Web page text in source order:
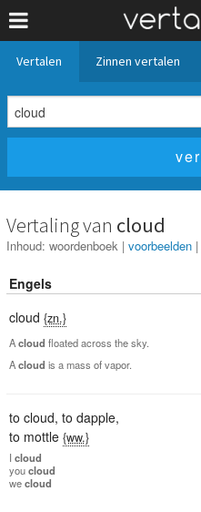
Vertalen Zinnen vertalen
Vertaling van cloud
Inhoud: woordenboek | voorbeelden |
Engels
cloud {zn.}
Acloud floated across the sky.
Acloud is a mass of vapor.
to cloud, to dapple,
to mottle {ww.}
I cloud
youcloud
wecloud